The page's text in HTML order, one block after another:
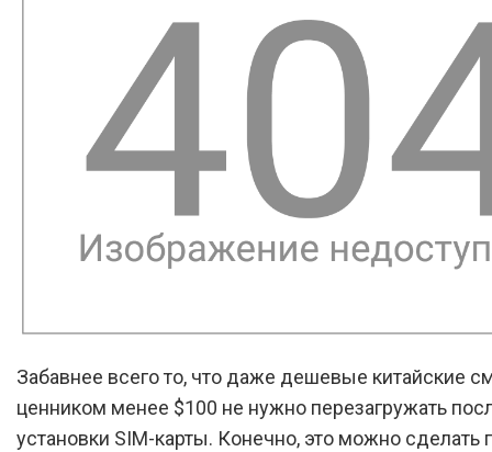
Забавнее всего то, что даже дешевые китайские
ценником менее $100 не нужно перезагружать
установки SIM-карты. Конечно, это можно сделать